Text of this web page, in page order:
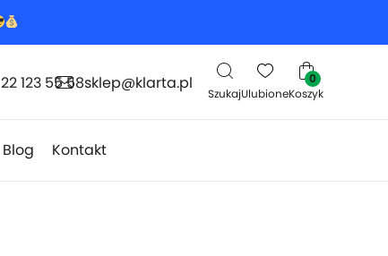
Blog Kontakt
22 123 55 58sklep@klarta.pl
SzukajUlubioneKoszyk
0